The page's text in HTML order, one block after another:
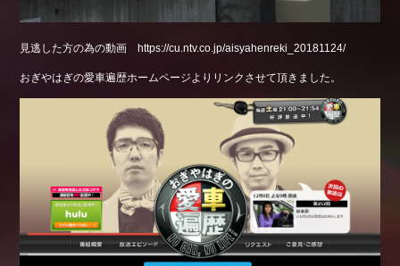
見逃した方の為の動画 https://cu.ntv.co.jp/aisyahenreki_20181124/
おぎやはぎの愛車遍歴ホームページよりリンクさせて頂きました。